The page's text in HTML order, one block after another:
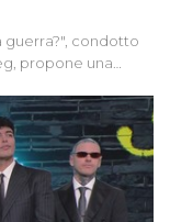
guerra?", condotto
propone una
realtà pervasiva.
in conflitti armati, il
un fenomeno